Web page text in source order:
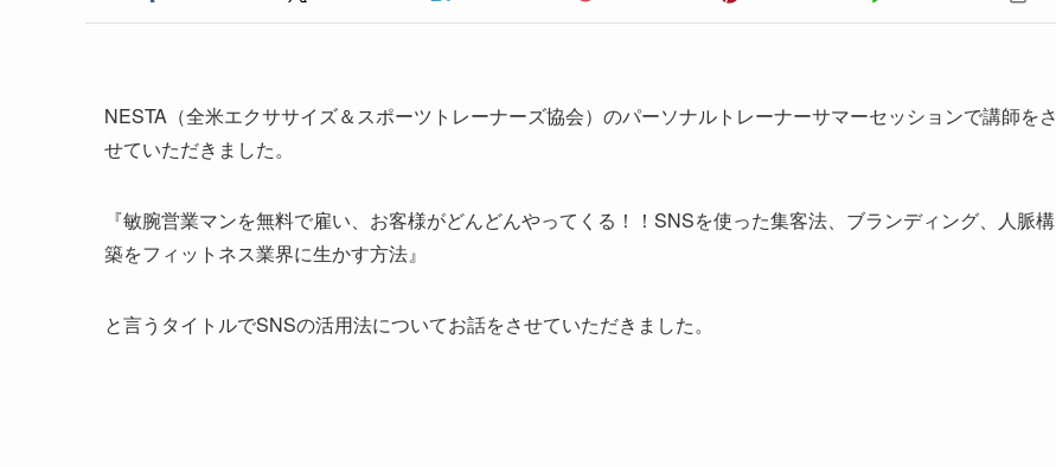
NESTA（全米エクササイズ＆スポーツトレーナーズ協会）のパーソナルトレーナーサマーセッションで講師をさ
せていただきました。
『敏腕営業マンを無料で雇い、お客様がどんどんやってくる！！SNSを使った集客法、ブランディング、人脈構
築をフィットネス業界に生かす方法』
と言うタイトルでSNSの活用法についてお話をさせていただきました。